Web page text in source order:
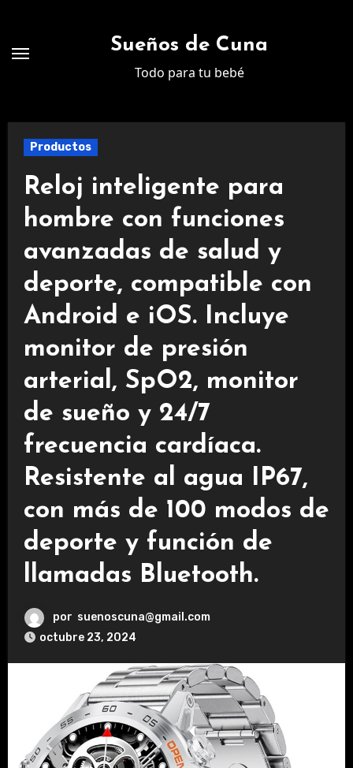
contenido
Sueños de Cuna
Todo para tu bebé
Productos
Reloj inteligente para
hombre con funciones
avanzadas de salud y
deporte, compatible con
Android e iOS. Incluye
monitor de presión
arterial, SpO2, monitor
de sueño y 24/7
frecuencia cardíaca.
Resistente al agua IP67,
con más de 100 modos de
deporte y función de
llamadas Bluetooth.
por suenoscuna@gmail.com
octubre 23, 2024